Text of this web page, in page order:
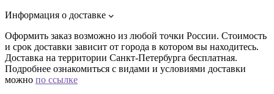
Информация о доставке
Оформить заказ возможно из любой точки России. Стоимость
и срок доставки зависит от города в котором вы находитесь.
Доставка на территории Санкт-Петербурга бесплатная.
Подробнее ознакомиться с видами и условиями доставки
можно по ссылке